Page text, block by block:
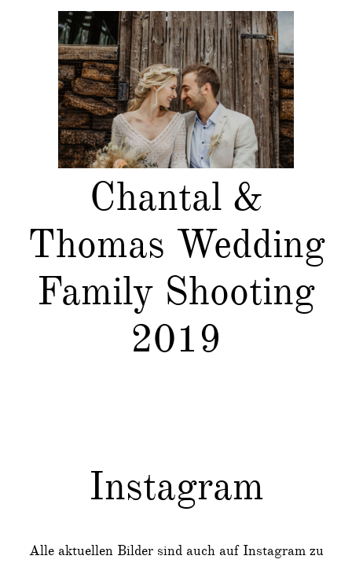
Wedding Family
Kontakt
Chantal &
Thomas Wedding
Family Shooting
2019
Instagram
Alle aktuellen Bilder sind auch auf Instagram zu